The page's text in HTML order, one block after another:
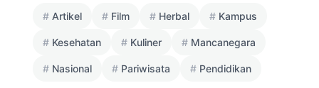
Artikel Film Herbal Kampus
Kesehatan Kuliner Mancanegara
Nasional Pariwisata Pendidikan